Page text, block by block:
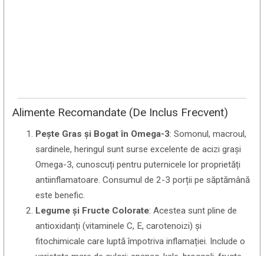
Alimente Recomandate (De Inclus Frecvent)
Pește Gras și Bogat în Omega-3: Somonul, macroul,
sardinele, heringul sunt surse excelente de acizi grași
Omega-3, cunoscuți pentru puternicele lor proprietăți
antiinflamatoare. Consumul de 2-3 porții pe săptămână
este benefic.
Legume și Fructe Colorate: Acestea sunt pline de
antioxidanți (vitaminele C, E, carotenoizi) și
fitochimicale care luptă împotriva inflamației. Include o